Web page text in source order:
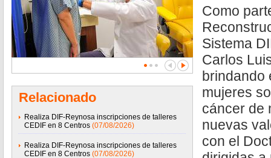
Relacionado
Realiza DIF-Reynosa inscripciones de talleres
CEDIF en 8 Centros (07/08/2026)
Realiza DIF-Reynosa inscripciones de talleres
CEDIF en 8 Centros (07/08/2026)
Como
Sistema
Carlos
brindando
mujeres
cáncer de
nuevas
con el